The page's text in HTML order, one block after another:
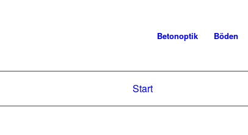
Betonoptik Böden
Start